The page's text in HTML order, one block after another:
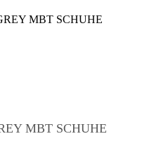
MBT SCHUHE